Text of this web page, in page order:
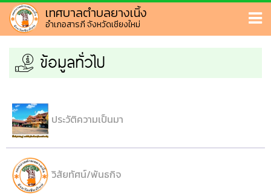
เทศบาลตำบลยางเนิ้ง
อำเภอสารภี จังหวัดเชียงใหม่
ข้อมูลทั่วไป
ประวัติความเป็นมา
วิสัยทัศน์/พันธกิจ